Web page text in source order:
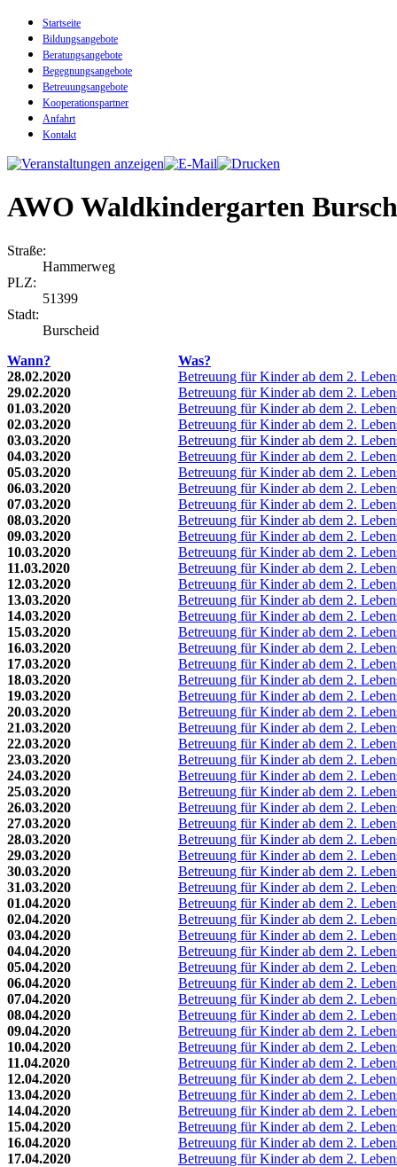
Startseite
Bildungsangebote
Beratungsangebote
Begegnungsangebote
Betreuungsangebote
Kooperationspartner
Anfahrt
Kontakt
AWO Waldkindergarten
Straße:
Hammerweg
PLZ:
51399
Stadt:
Burscheid
Wann?
Was?
28.02.2020
Betreuung für Kinder ab dem 2.
29.02.2020
Betreuung für Kinder ab dem 2.
01.03.2020
Betreuung für Kinder ab dem 2.
02.03.2020
Betreuung für Kinder ab dem 2.
03.03.2020
Betreuung für Kinder ab dem 2.
04.03.2020
Betreuung für Kinder ab dem 2.
05.03.2020
Betreuung für Kinder ab dem 2.
06.03.2020
Betreuung für Kinder ab dem 2.
07.03.2020
Betreuung für Kinder ab dem 2.
08.03.2020
Betreuung für Kinder ab dem 2.
09.03.2020
Betreuung für Kinder ab dem 2.
10.03.2020
Betreuung für Kinder ab dem 2.
11.03.2020
Betreuung für Kinder ab dem 2.
12.03.2020
Betreuung für Kinder ab dem 2.
13.03.2020
Betreuung für Kinder ab dem 2.
14.03.2020
Betreuung für Kinder ab dem 2.
15.03.2020
Betreuung für Kinder ab dem 2.
16.03.2020
Betreuung für Kinder ab dem 2.
17.03.2020
Betreuung für Kinder ab dem 2.
18.03.2020
Betreuung für Kinder ab dem 2.
19.03.2020
Betreuung für Kinder ab dem 2.
20.03.2020
Betreuung für Kinder ab dem 2.
21.03.2020
Betreuung für Kinder ab dem 2.
22.03.2020
Betreuung für Kinder ab dem 2.
23.03.2020
Betreuung für Kinder ab dem 2.
24.03.2020
Betreuung für Kinder ab dem 2.
25.03.2020
Betreuung für Kinder ab dem 2.
26.03.2020
Betreuung für Kinder ab dem 2.
27.03.2020
Betreuung für Kinder ab dem 2.
28.03.2020
Betreuung für Kinder ab dem 2.
29.03.2020
Betreuung für Kinder ab dem 2.
30.03.2020
Betreuung für Kinder ab dem 2.
31.03.2020
Betreuung für Kinder ab dem 2.
01.04.2020
Betreuung für Kinder ab dem 2.
02.04.2020
Betreuung für Kinder ab dem 2.
03.04.2020
Betreuung für Kinder ab dem 2.
04.04.2020
Betreuung für Kinder ab dem 2.
05.04.2020
Betreuung für Kinder ab dem 2.
06.04.2020
Betreuung für Kinder ab dem 2.
07.04.2020
Betreuung für Kinder ab dem 2.
08.04.2020
Betreuung für Kinder ab dem 2.
09.04.2020
Betreuung für Kinder ab dem 2.
10.04.2020
Betreuung für Kinder ab dem 2.
11.04.2020
Betreuung für Kinder ab dem 2.
12.04.2020
Betreuung für Kinder ab dem 2.
13.04.2020
Betreuung für Kinder ab dem 2.
14.04.2020
Betreuung für Kinder ab dem 2.
15.04.2020
Betreuung für Kinder ab dem 2.
16.04.2020
Betreuung für Kinder ab dem 2.
17.04.2020
Betreuung für Kinder ab dem 2.